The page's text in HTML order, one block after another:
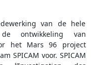
van de hele
ontwikkeling van
het Mars 96 project
SPICAM voor. SPICAM